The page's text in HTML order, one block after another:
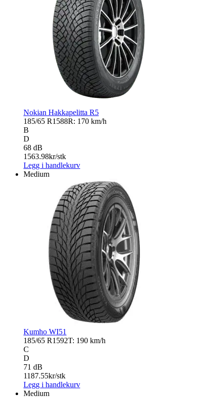
Nokian Hakkapelitta R5
185/65 R1588R: 170 km/h
B
D
68 dB
1563.98kr/stk
Legg i handlekurv
Medium
Kumho WI51
185/65 R1592T: 190 km/h
C
D
71 dB
1187.55kr/stk
Legg i handlekurv
Medium